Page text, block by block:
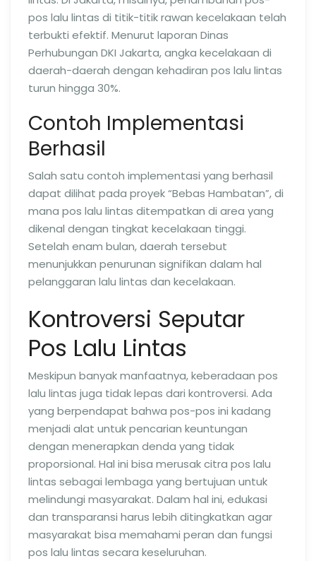
pos lalu lintas di titik-titik rawan kecelakaan telah
terbukti efektif. Menurut laporan Dinas
Perhubungan DKI Jakarta, angka kecelakaan di
daerah-daerah dengan kehadiran pos lalu lintas
turun hingga 30%.
Contoh Implementasi
Berhasil
Salah satu contoh implementasi yang berhasil
dapat dilihat pada proyek “Bebas Hambatan”, di
mana pos lalu lintas ditempatkan di area yang
dikenal dengan tingkat kecelakaan tinggi.
Setelah enam bulan, daerah tersebut
menunjukkan penurunan signifikan dalam hal
pelanggaran lalu lintas dan kecelakaan.
Kontroversi Seputar
Pos Lalu Lintas
Meskipun banyak manfaatnya, keberadaan pos
lalu lintas juga tidak lepas dari kontroversi. Ada
yang berpendapat bahwa pos-pos ini kadang
menjadi alat untuk pencarian keuntungan
dengan menerapkan denda yang tidak
proporsional. Hal ini bisa merusak citra pos lalu
lintas sebagai lembaga yang bertujuan untuk
melindungi masyarakat. Dalam hal ini, edukasi
dan transparansi harus lebih ditingkatkan agar
masyarakat bisa memahami peran dan fungsi
pos lalu lintas secara keseluruhan.